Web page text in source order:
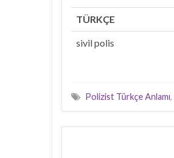
TÜRKÇE
sivil polis
Polizist Türkçe Anlamı,